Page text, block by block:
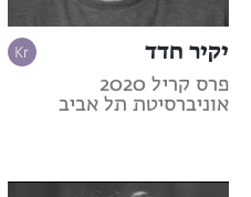
יקיר חדד
פרס קריל 2020
אוניברסיטת תל אביב